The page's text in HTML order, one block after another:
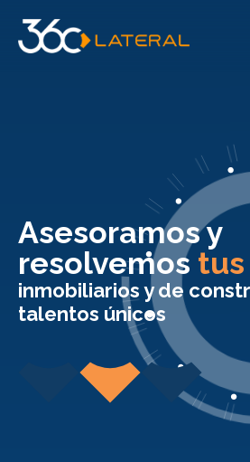
Asesoramos y
resolvemos
inmobiliarios y de
talentos únicos